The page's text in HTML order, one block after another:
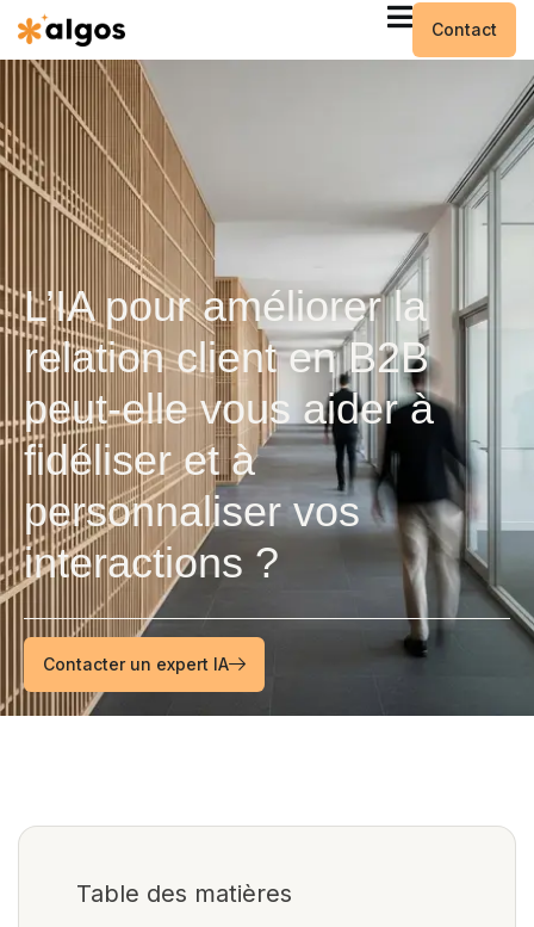
Contact
L’IA pour améliorer la
relation client en B2B
peut-elle vous aider à
fidéliser et à
personnaliser vos
interactions ?
Contacter un expert IA
Table des matières